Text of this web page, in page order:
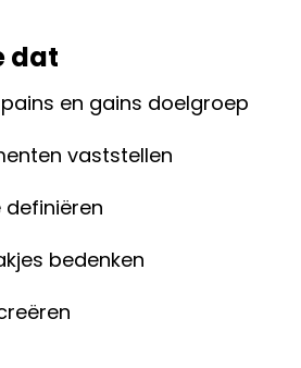
dat
en gains doelgroep
vaststellen
bedenken